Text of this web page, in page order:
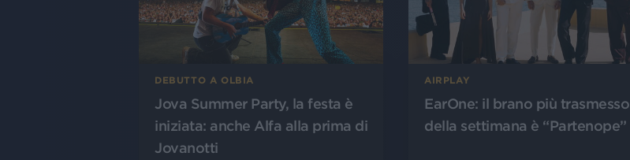
DEBUTTO A OLBIA
Jova Summer Party, la festa è
iniziata: anche Alfa alla prima di
Jovanotti
AIRPLAY
EarOne: il brano più trasmesso
della settimana è “Partenope”